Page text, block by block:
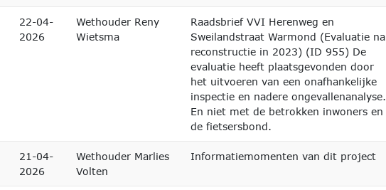
22-04-
2026
Wethouder Reny
Wietsma
Raadsbrief VVI Herenweg en
Sweilandstraat Warmond (Evaluatie na
reconstructie in 2023) (ID 955) De
evaluatie heeft plaatsgevonden door
het uitvoeren van een onafhankelijke
inspectie en nadere ongevallenanalyse.
En niet met de betrokken inwoners en
de fietsersbond.
21-04-
2026
Wethouder Marlies
Volten
Informatiemomenten van dit project